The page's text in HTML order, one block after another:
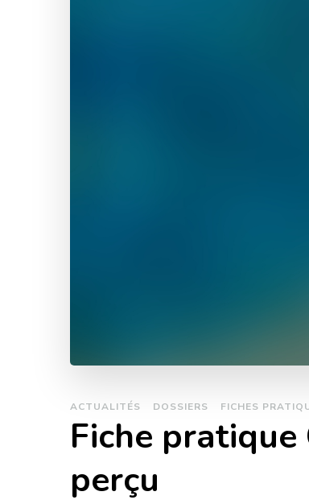
ACTUALITÉS DOSSIERS FICHES
Fiche
perçu